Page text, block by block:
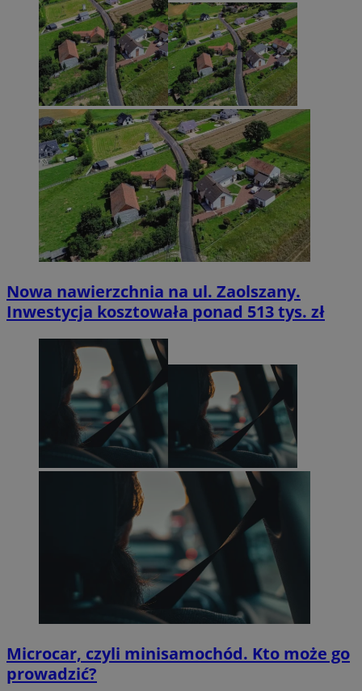
Nowa nawierzchnia na ul. Zaolszany.
Inwestycja kosztowała ponad 513 tys. zł
Microcar, czyli minisamochód. Kto może go
prowadzić?